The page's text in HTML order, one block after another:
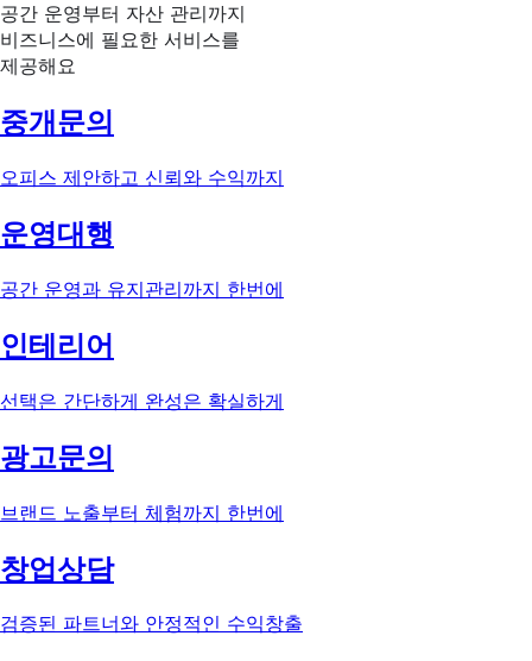
공간 운영부터 자산 관리까지
비즈니스에 필요한 서비스를
제공해요
중개문의
오피스 제안하고 신뢰와 수익까지
운영대행
공간 운영과 유지관리까지 한번에
인테리어
선택은 간단하게 완성은 확실하게
광고문의
브랜드 노출부터 체험까지 한번에
창업상담
검증된 파트너와 안정적인 수익창출